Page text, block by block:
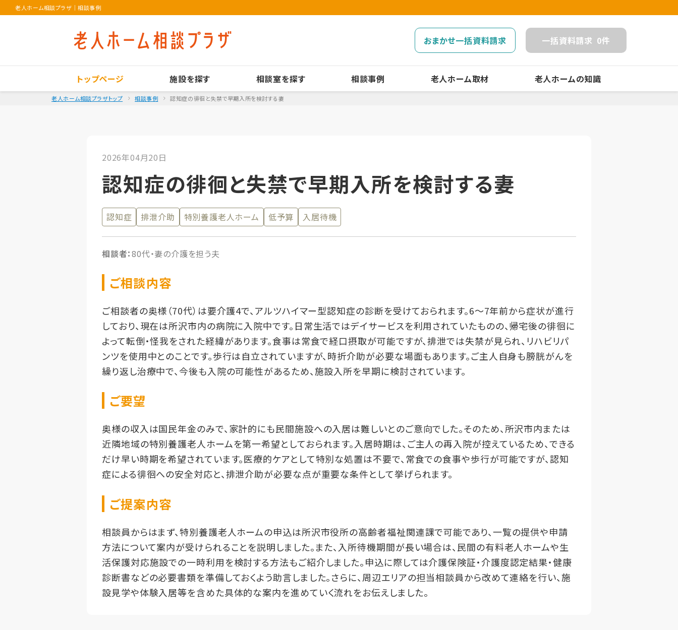
老人ホーム相談プラザ ｜相談事例
おまかせ一括資料請求 一括資料請求 0件
トップページ 施設を探す 相談室を探す 相談事例 老人ホーム取材 老人ホームの知識
老人ホーム相談プラザトップ 相談事例 認知症の徘徊と失禁で早期入所を検討する妻
2026年04月20日
認知症の徘徊と失禁で早期入所を検討する妻
認知症 排泄介助 特別養護老人ホーム 低予算 入居待機
相談者：80代・妻の介護を担う夫
ご相談内容
ご相談者の奥様（70代）は要介護4で、アルツハイマー型認知症の診断を受けておられます。6～7年前から症状が進行
しており、現在は所沢市内の病院に入院中です。日常生活ではデイサービスを利用されていたものの、帰宅後の徘徊に
よって転倒・怪我をされた経緯があります。食事は常食で経口摂取が可能ですが、排泄では失禁が見られ、リハビリパ
ンツを使用中とのことです。歩行は自立されていますが、時折介助が必要な場面もあります。ご主人自身も膀胱がんを
繰り返し治療中で、今後も入院の可能性があるため、施設入所を早期に検討されています。
ご要望
奥様の収入は国民年金のみで、家計的にも民間施設への入居は難しいとのご意向でした。そのため、所沢市内または
近隣地域の特別養護老人ホームを第一希望としておられます。入居時期は、ご主人の再入院が控えているため、できる
だけ早い時期を希望されています。医療的ケアとして特別な処置は不要で、常食での食事や歩行が可能ですが、認知
症による徘徊への安全対応と、排泄介助が必要な点が重要な条件として挙げられます。
ご提案内容
相談員からはまず、特別養護老人ホームの申込は所沢市役所の高齢者福祉関連課で可能であり、一覧の提供や申請
方法について案内が受けられることを説明しました。また、入所待機期間が長い場合は、民間の有料老人ホームや生
活保護対応施設での一時利用を検討する方法もご紹介しました。申込に際しては介護保険証・介護度認定結果・健康
診断書などの必要書類を準備しておくよう助言しました。さらに、周辺エリアの担当相談員から改めて連絡を行い、施
設見学や体験入居等を含めた具体的な案内を進めていく流れをお伝えしました。